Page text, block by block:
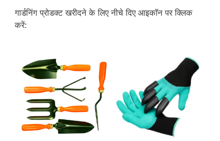
गार्डनिंग प्रोडक्ट खरीदने के लिए नीचे दिए आइकॉन पर क्लिक
करें: